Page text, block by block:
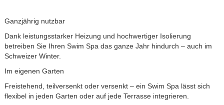
Ganzjährig nutzbar
Dank leistungsstarker Heizung und hochwertiger Isolierung
betreiben Sie Ihren Swim Spa das ganze Jahr hindurch – auch im
Schweizer Winter.
Im eigenen Garten
Freistehend, teilversenkt oder versenkt – ein Swim Spa lässt sich
flexibel in jeden Garten oder auf jede Terrasse integrieren.